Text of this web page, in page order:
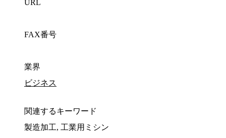
URL
FAX番号
業界
ビジネス
関連するキーワード
製造加工, 工業用ミシン